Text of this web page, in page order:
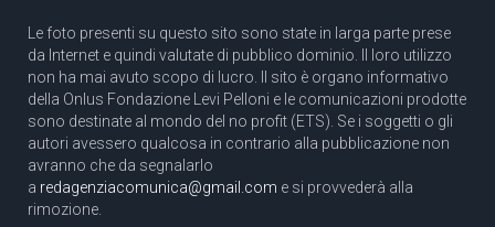
Le foto presenti su questo sito sono state in larga parte prese
da Internet e quindi valutate di pubblico dominio. Il loro utilizzo
non ha mai avuto scopo di lucro. Il sito è organo informativo
della Onlus Fondazione Levi Pelloni e le comunicazioni prodotte
sono destinate al mondo del no profit (ETS). Se i soggetti o gli
autori avessero qualcosa in contrario alla pubblicazione non
avranno che da segnalarlo
a redagenziacomunica@gmail.com e si provvederà alla
rimozione.